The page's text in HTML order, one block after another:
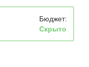
Бюджет:
Скрыто